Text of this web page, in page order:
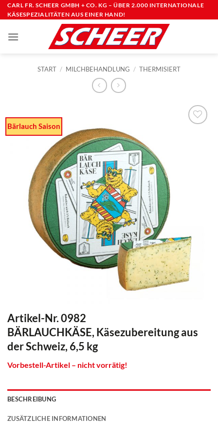
Zum
Inhalt
CARL FR. SCHEER GMBH + CO. KG – ÜBER 2.000 INTERNATIONALE
KÄSESPEZIALITÄTEN AUS EINER HAND!
START / MILCHBEHANDLUNG / THERMISIERT
Bärlauch Saison
Artikel-Nr. 0982
BÄRLAUCHKÄSE, Käsezubereitung aus
der Schweiz, 6,5 kg
Vorbestell-Artikel – nicht vorrätig!
BESCHREIBUNG
ZUSÄTZLICHE INFORMATIONEN